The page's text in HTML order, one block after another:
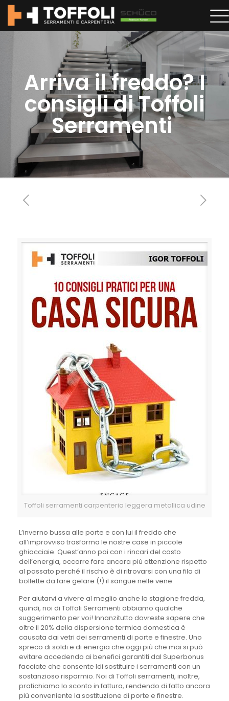
Arriva il freddo? I
consigli di Toffoli
Serramenti
Toffoli serramenti carpenteria leggera metallica udine
L’inverno bussa alle porte e con lui il freddo che
all’improvviso trasforma le nostre case in piccole
ghiacciaie. Quest’anno poi con i rincari del costo
dell’energia, occorre fare ancora più attenzione rispetto
al passato perché il rischio è di ritrovarsi con una fila di
bollette da fare gelare (!) il sangue nelle vene.
Per aiutarvi a vivere al meglio anche la stagione fredda,
quindi, noi di Toffoli Serramenti abbiamo qualche
suggerimento per voi! Innanzitutto dovreste sapere che
oltre il 20% della dispersione termica domestica è
causata dai vetri dei serramenti di porte e finestre. Uno
spreco di soldi e di energia che oggi più che mai si può
evitare accedendo ai benefici garantiti dal Superbonus
facciate che consente ldi sostituire i serramenti con un
sostanzioso risparmio. Noi di Toffoli serramenti, inoltre,
pratichiamo lo sconto in fattura, rendendo di fatto ancora
più conveniente la sostituzione di porte e finestre.